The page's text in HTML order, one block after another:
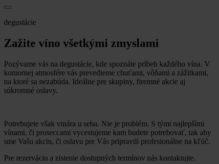
degustácie
Zažite víno všetkými zmyslami
Pozývame vás na degustácie, kde spoznáte príbeh každého vína. V
komornej atmosfére vás prevedieme chuťami, vôňami a zážitkami,
na ktoré sa nezabúda. Ideálne pre skupiny, firemné akcie aj
súkromné oslavy.
Potrebujete však vinára u seba. Nie je problém. S tými najlepšími
vínami, či proseccami vycestujeme kam budete potrebovať, tak aby
sme Vašu akciu, či oslavu pre Vás pripravili profesionálne na kľúč.
Pre rezerváciu a zistenie dostupných termínov nás kontaktujte.